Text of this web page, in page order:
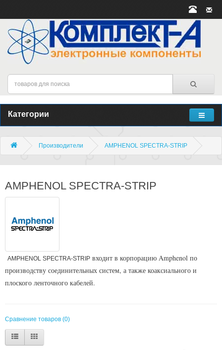
Категории
Производители AMPHENOL SPECTRA-STRIP
AMPHENOL SPECTRA-STRIP
AMPHENOL SPECTRA-STRIP входит в корпорацию Amphenol по
производству соединительных систем, а также коаксиального и
плоского ленточного кабелей.
Сравнение товаров (0)